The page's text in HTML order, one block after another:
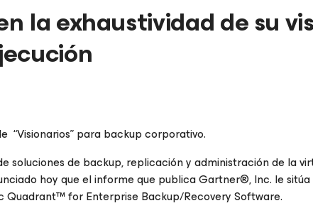
la exhaustividad de su
“Visionarios” para backup corporativo.
soluciones de backup, replicación y administración de la
hoy que el informe que publica Gartner®, Inc. le
Quadrant™ for Enterprise Backup/Recovery Software.